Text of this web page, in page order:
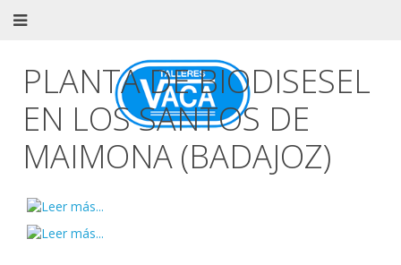
PLANTA DE BIODISESEL
EN LOS SANTOS DE
MAIMONA (BADAJOZ)